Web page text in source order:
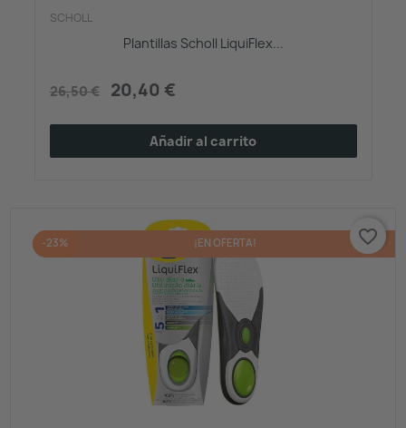
SCHOLL
Plantillas Scholl LiquiFlex...
26,50 € 20,40 €
Añadir al carrito
¡EN OFERTA!
-23% favorite_border